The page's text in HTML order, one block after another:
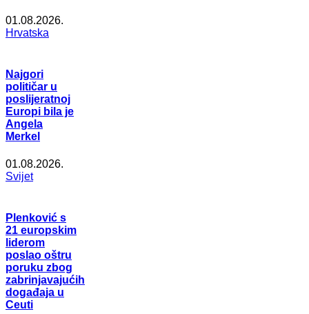
01.08.2026.
Hrvatska
Najgori
političar u
poslijeratnoj
Europi bila je
Angela
Merkel
01.08.2026.
Svijet
Plenković s
21 europskim
liderom
poslao oštru
poruku zbog
zabrinjavajućih
događaja u
Ceuti